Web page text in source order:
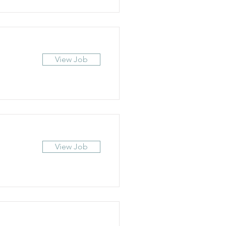
View Job
View Job